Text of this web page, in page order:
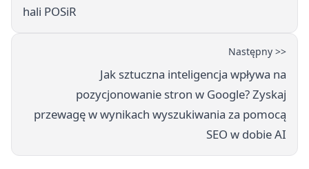
hali POSiR
Następny >>
Jak sztuczna inteligencja wpływa na
pozycjonowanie stron w Google? Zyskaj
przewagę w wynikach wyszukiwania za pomocą
SEO w dobie AI